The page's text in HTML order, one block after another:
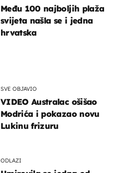
SVE OBJAVIO
VIDEO Australac ošišao
Modrića i pokazao novu
Lukinu frizuru
ODLAZI
Među 100 najboljih plaža
svijeta našla se i jedna
hrvatska